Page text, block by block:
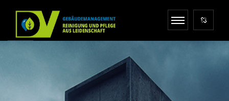
Wenn Sie professionelle Hilfe bei der Reinigung in
Ratingen benötigen, kontaktieren Sie uns jetzt!